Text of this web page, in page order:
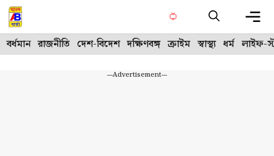
Skip
to
content
বর্ধমান রাজনীতি দেশ-বিদেশ দক্ষিণবঙ্গ ক্রাইম স্বাস্থ্য ধর্ম লাইফ-
---Advertisement---